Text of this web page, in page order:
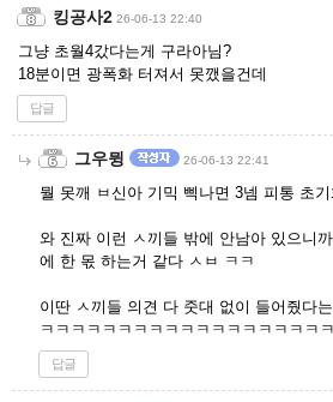
킹공사2 26-06-13 22:40
그냥 초월4갔다는게 구라아님?
18분이면 광폭화 터져서 못깼을건데
답글
그우뮝 26-06-13 22:41
뭘 못깨 ㅂ신아 기믹 삑나면 3넴 피통 초기
와 진짜 이런 ㅅ끼들 밖에 안남아 있으니
에 한 몫 하는거 같다 ㅅㅂ ㅋㅋ
이딴 ㅅ끼들 의견 다 줏대 없이 들어줬다
ㅋㅋㅋㅋㅋㅋㅋㅋㅋㅋㅋㅋㅋㅋㅋㅋㅋㅋ
답글